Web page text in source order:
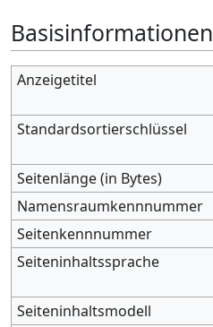
Basisinformationen
Anzeigetitel
Standardsortierschlüssel
Seitenlänge (in Bytes)
Namensraumkennnummer
Seitenkennnummer
Seiteninhaltssprache
Seiteninhaltsmodell